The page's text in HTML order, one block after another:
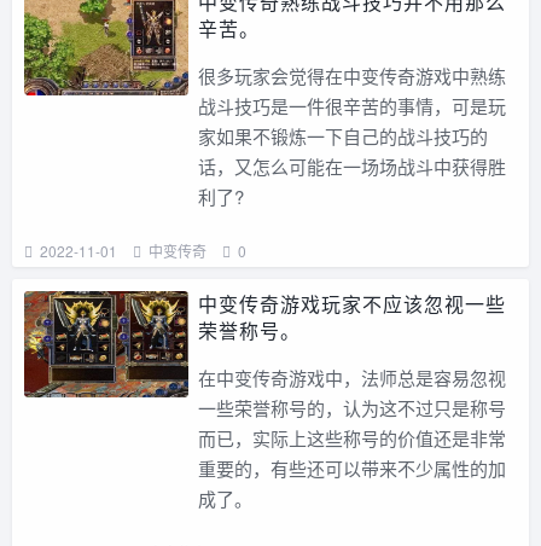
辛苦。
很多玩家会觉得在中变传奇游戏中熟练
战斗技巧是一件很辛苦的事情，可是玩
家如果不锻炼一下自己的战斗技巧的
话，又怎么可能在一场场战斗中获得胜
利了?
2022-11-01 中变传奇 0
中变传奇游戏玩家不应该忽视一些
荣誉称号。
在中变传奇游戏中，法师总是容易忽视
一些荣誉称号的，认为这不过只是称号
而已，实际上这些称号的价值还是非常
重要的，有些还可以带来不少属性的加
成了。